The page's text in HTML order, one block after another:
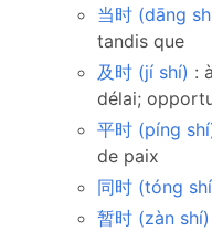
当时 (dāng
tandis que
及时 (jí shí) :
délai;
平时 (píng
de paix
同时 (tóng
暂时 (zàn shí)